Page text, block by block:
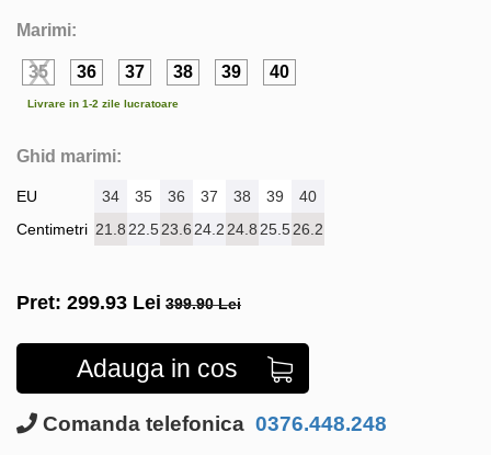
Marimi:
35 36 37 38 39 40
Livrare in 1-2 zile lucratoare
Ghid marimi:
EU
Centimetri
34 35 36 37 38 39
40
21.8 22.523.6 24.2 24.8 25.526.2
Pret: 299.93 Lei 399.90 Lei
Adauga in cos
Comanda telefonica 0376.448.248